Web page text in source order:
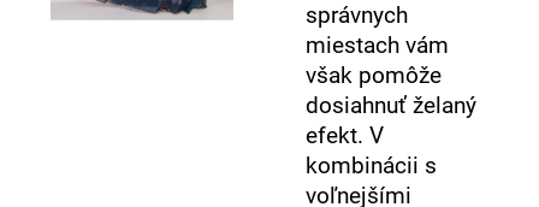
správnych
miestach vám
však pomôže
dosiahnuť želaný
efekt. V
kombinácii s
voľnejšími